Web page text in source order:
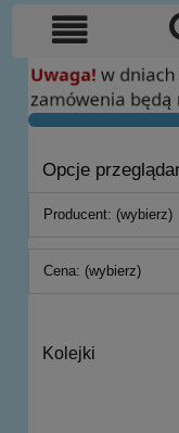
Opcje
Producent: (wybierz)
Cena: (wybierz)
Kolejki